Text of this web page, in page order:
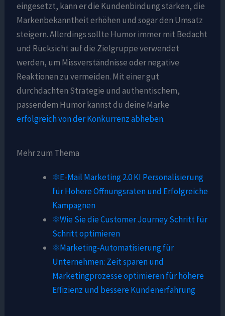
eingesetzt, kann er die Kundenbindung stärken, die
Markenbekanntheit erhöhen und sogar den Umsatz
steigern. Allerdings sollte Humor immer mit Bedacht
und Rücksicht auf die Zielgruppe verwendet
werden, um Missverständnisse oder negative
Reaktionen zu vermeiden. Mit einer gut
durchdachten Strategie und authentischem,
passendem Humor kannst du deine Marke
erfolgreich von der Konkurrenz abheben.
Mehr zum Thema
⚛️E-Mail Marketing 2.0 KI Personalisierung
für Höhere Öffnungsraten und Erfolgreiche
Kampagnen
⚛️Wie Sie die Customer Journey Schritt für
Schritt optimieren
⚛️Marketing-Automatisierung für
Unternehmen: Zeit sparen und
Marketingprozesse optimieren für höhere
Effizienz und bessere Kundenerfahrung